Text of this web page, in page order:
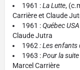
1961 :La Lutte,
Carrière et Claude
1961 :Québec
Claude Jutra
1962 : Les enfants
1963 :Pour la
Marcel Carrière